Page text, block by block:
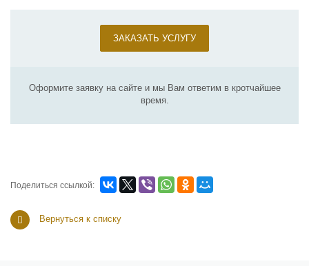
ЗАКАЗАТЬ УСЛУГУ
Оформите заявку на сайте и мы Вам ответим в кротчайшее
время.
Поделиться ссылкой:
Вернуться к списку